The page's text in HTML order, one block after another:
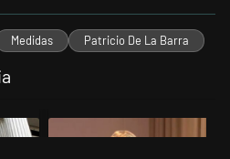
Medidas Patricio De La Barra
el título "Las reservas del Banco
Un artículo de tendencia con el